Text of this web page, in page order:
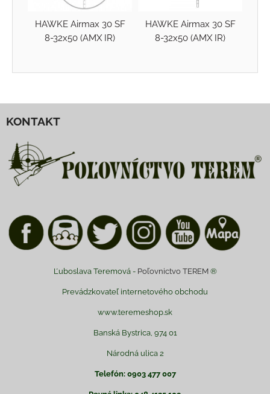
HAWKE Airmax 30 SF
8-32x50 (AMX IR)
HAWKE Airmax 30 SF
8-32x50 (AMX IR)
KONTAKT
Ľuboslava Teremová - Poľovnictvo TEREM®
Prevádzkovateľ internetového obchodu
www.teremeshop.sk
Banská Bystrica, 974 01
Národná ulica 2
Telefón: 0903 477 007